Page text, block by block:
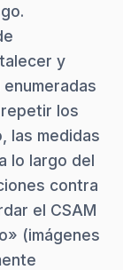
y
los
las medidas
lo largo del
contra
el CSAM
(imágenes